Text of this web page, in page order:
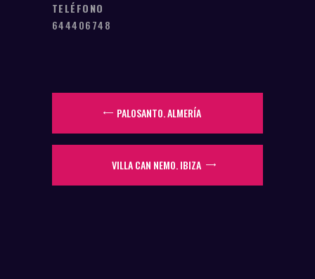
TELÉFONO
644406748
PALOSANTO. ALMERÍA
VILLA CAN NEMO. IBIZA